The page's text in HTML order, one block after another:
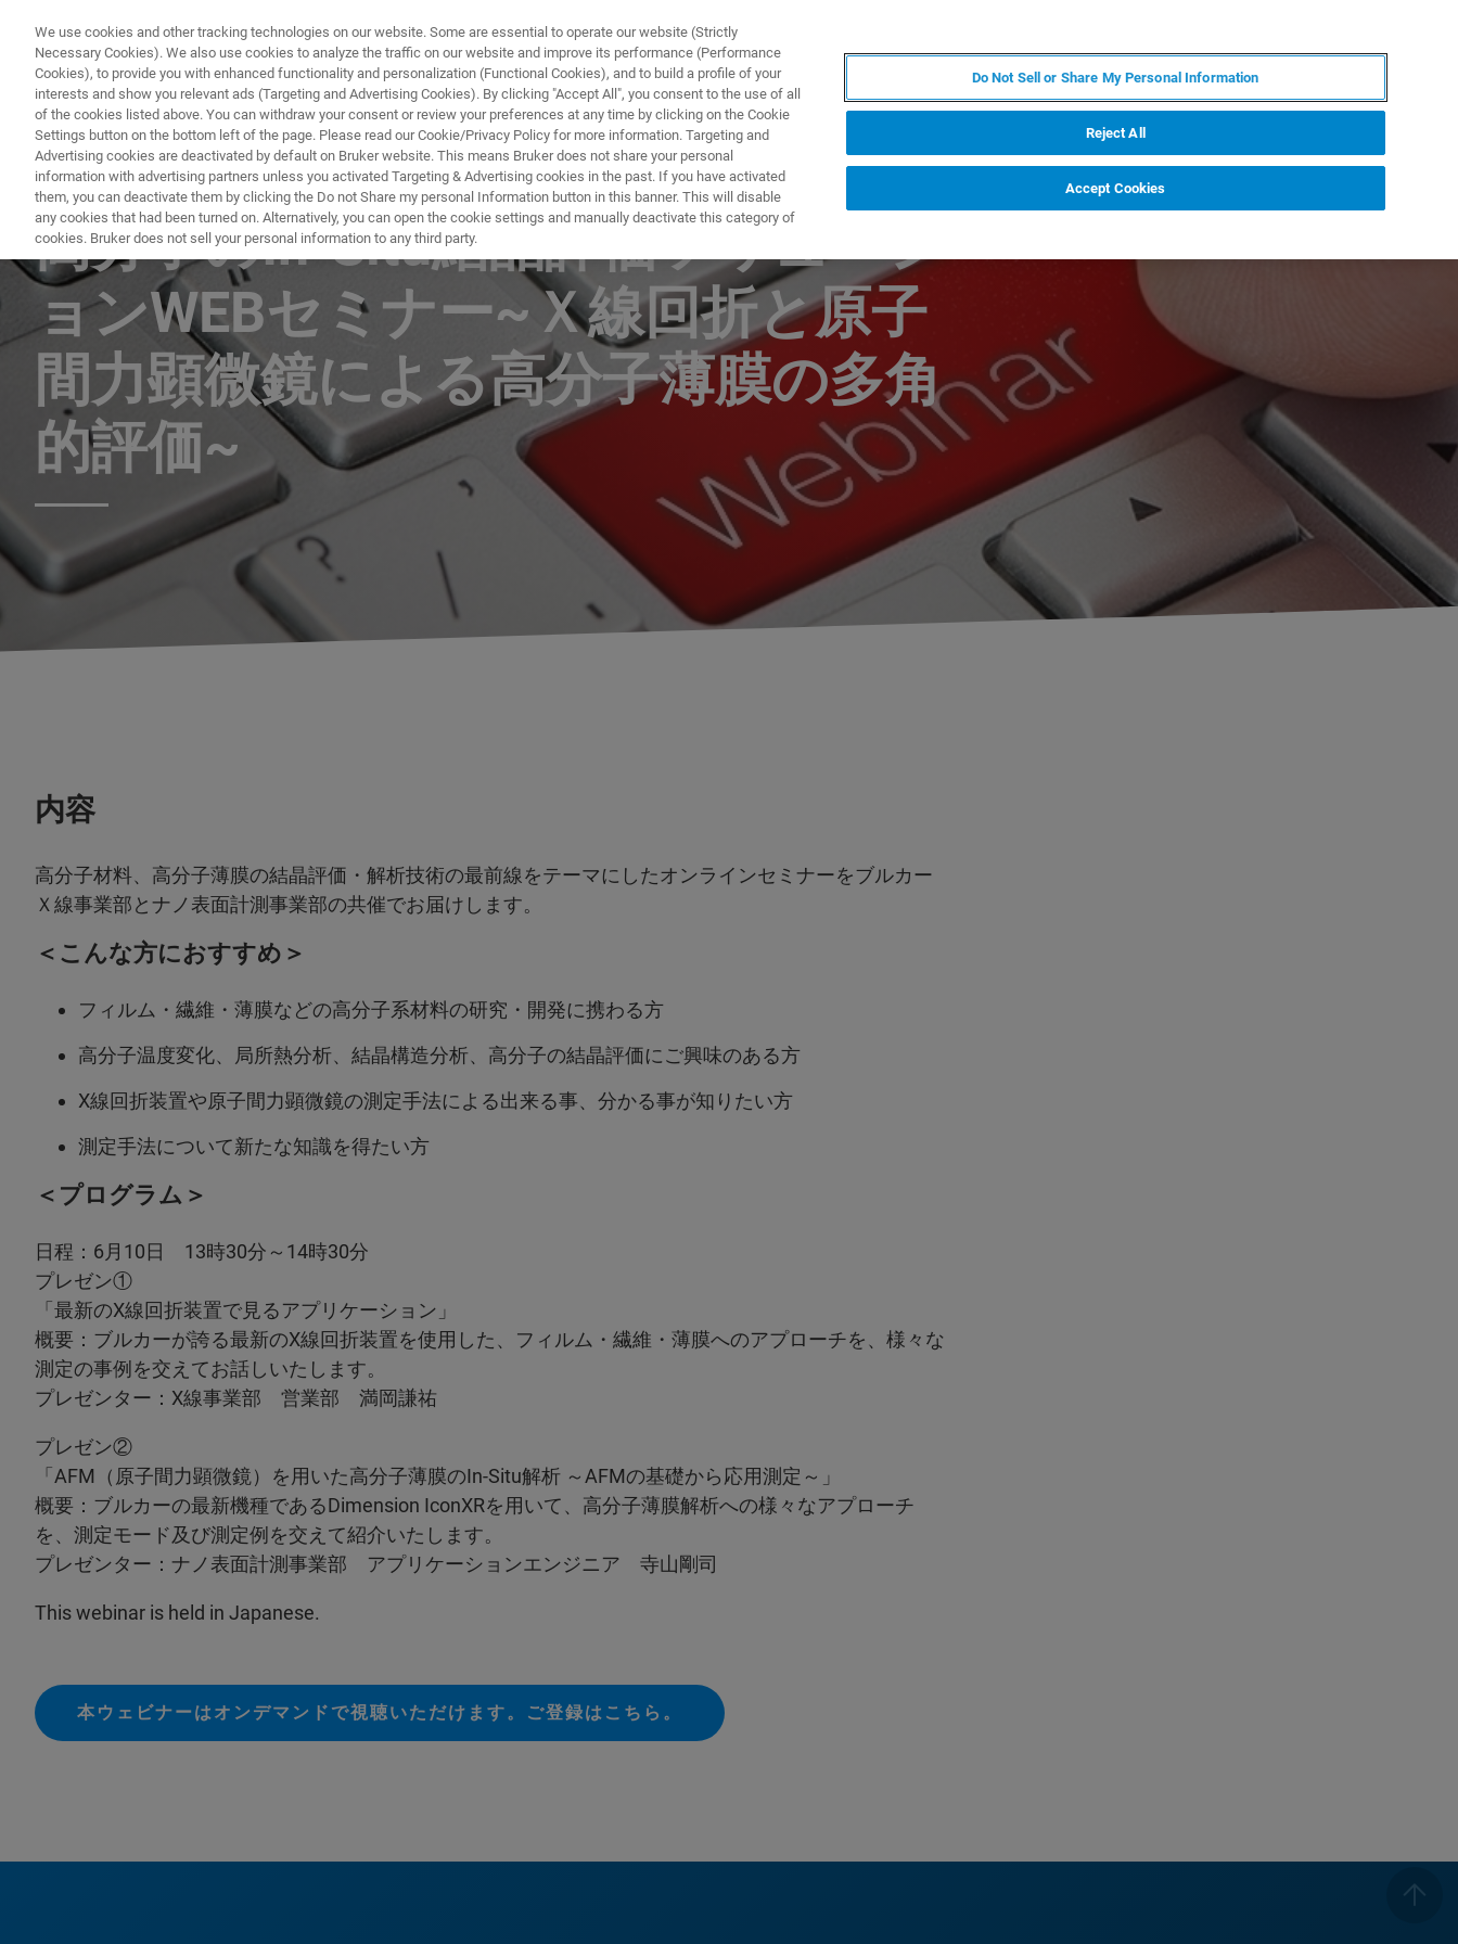
제품 및 솔루션
ATOMIC FORCE MICROSCOPY (AFM) & X-RAY DIFFRACTION (XRD) WEBINAR
高分子のIn-Situ結晶評価ソリューシ
ョンWEBセミナー~Ｘ線回折と原子
間力顕微鏡による高分子薄膜の多角
的評価~
内容
高分子材料、高分子薄膜の結晶評価・解析技術の最前線をテーマにしたオンラインセミナーをブルカー
Ｘ線事業部とナノ表面計測事業部の共催でお届けします。
＜こんな方におすすめ＞
フィルム・繊維・薄膜などの高分子系材料の研究・開発に携わる方
高分子温度変化、局所熱分析、結晶構造分析、高分子の結晶評価にご興味のある方
X線回折装置や原子間力顕微鏡の測定手法による出来る事、分かる事が知りたい方
測定手法について新たな知識を得たい方
＜プログラム＞
日程：6月10日 13時30分～14時30分
プレゼン①
「最新のX線回折装置で見るアプリケーション」
概要：ブルカーが誇る最新のX線回折装置を使用した、フィルム・繊維・薄膜へのアプローチを、様々な
測定の事例を交えてお話しいたします。
プレゼンター：X線事業部 営業部 満岡謙祐
プレゼン②
「AFM（原子間力顕微鏡）を用いた高分子薄膜のIn-Situ解析 ～AFMの基礎から応用測定～」
概要：ブルカーの最新機種であるDimension IconXRを用いて、高分子薄膜解析への様々なアプローチ
を、測定モード及び測定例を交えて紹介いたします。
プレゼンター：ナノ表面計測事業部 アプリケーションエンジニア 寺山剛司
This webinar is held in Japanese.
本ウェビナーはオンデマンドで視聴いただけます。ご登録はこちら。
We use cookies and other tracking technologies on our website. Some are essential to operate our website (Strictly
Necessary Cookies). We also use cookies to analyze the traffic on our website and improve its performance (Performance
Cookies), to provide you with enhanced functionality and personalization (Functional Cookies), and to build a profile of your
interests and show you relevant ads (Targeting and Advertising Cookies). By clicking "Accept All", you consent to the use of all
of the cookies listed above. You can withdraw your consent or review your preferences at any time by clicking on the Cookie
Settings button on the bottom left of the page. Please read our Cookie/Privacy Policy for more information. Targeting and
Advertising cookies are deactivated by default on Bruker website. This means Bruker does not share your personal
information with advertising partners unless you activated Targeting & Advertising cookies in the past. If you have activated
them, you can deactivate them by clicking the Do not Share my personal Information button in this banner. This will disable
any cookies that had been turned on. Alternatively, you can open the cookie settings and manually deactivate this category of
cookies. Bruker does not sell your personal information to any third party.
Do Not Sell or Share My Personal Information
Reject All
Accept Cookies